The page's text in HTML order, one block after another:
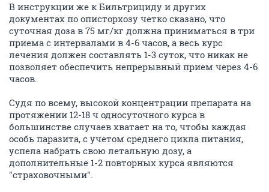
В инструкции же к Бильтрициду и других
документах по описторхозу четко сказано, что
суточная доза в 75 мг/кг должна приниматься в три
приема с интервалами в 4-6 часов, а весь курс
лечения должен составлять 1-3 суток, что никак не
позволяет обеспечить непрерывный прием через 4-6
часов.
Судя по всему, высокой концентрации препарата на
протяжении 12-18 ч односуточного курса в
большинстве случаев хватает на то, чтобы каждая
особь паразита, с учетом среднего цикла питания,
успела набрать свою летальную дозу, а
дополнительные 1-2 повторных курса являются
"страховочными".